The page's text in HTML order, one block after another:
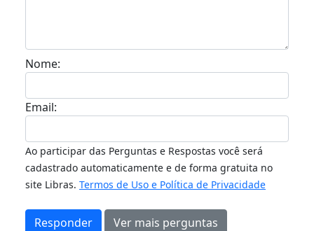
Nome:
Email:
Ao participar das Perguntas e Respostas você será
cadastrado automaticamente e de forma gratuita no
site Libras. Termos de Uso e Política de Privacidade
Responder Ver mais perguntas